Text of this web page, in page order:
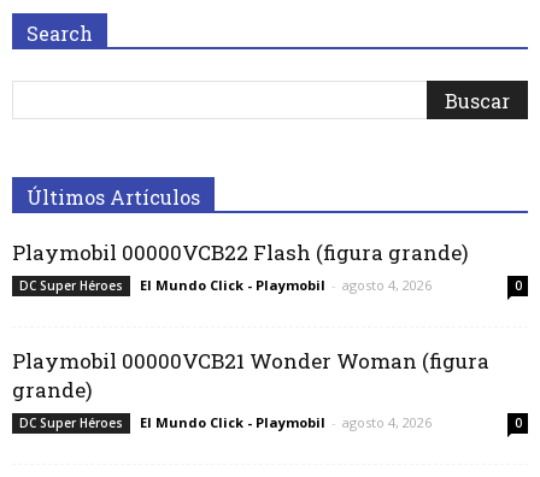
Search
Últimos Artículos
Playmobil 00000VCB22 Flash (figura grande)
DC Super Héroes El Mundo Click - Playmobil - agosto 4, 2026 0
Playmobil 00000VCB21 Wonder Woman (figura
grande)
DC Super Héroes El Mundo Click - Playmobil - agosto 4, 2026 0